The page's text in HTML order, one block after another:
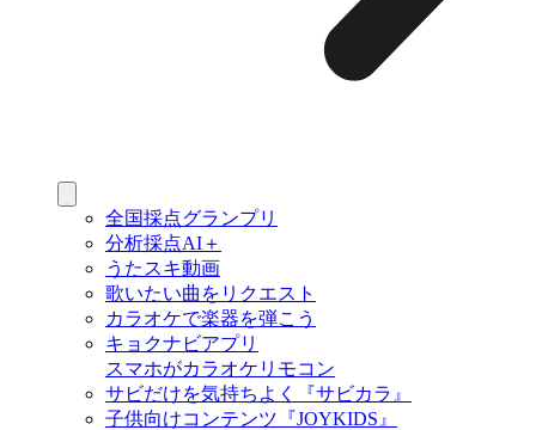
全国採点グランプリ
分析採点AI＋
うたスキ動画
歌いたい曲をリクエスト
カラオケで楽器を弾こう
キョクナビアプリ
スマホがカラオケリモコン
サビだけを気持ちよく『サビカラ』
子供向けコンテンツ『JOYKIDS』